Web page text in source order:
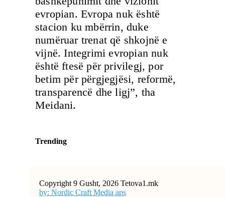
evropian. Evropa nuk është
stacion ku mbërrin, duke
numëruar trenat që shkojnë e
vijnë. Integrimi evropian nuk
është ftesë për privilegj, por
betim për përgjegjësi, reformë,
transparencë dhe ligj”, tha
Meidani.
Trending
Copyright 9 Gusht, 2026 Tetova1.mk
by: Nordic Craft Media aps